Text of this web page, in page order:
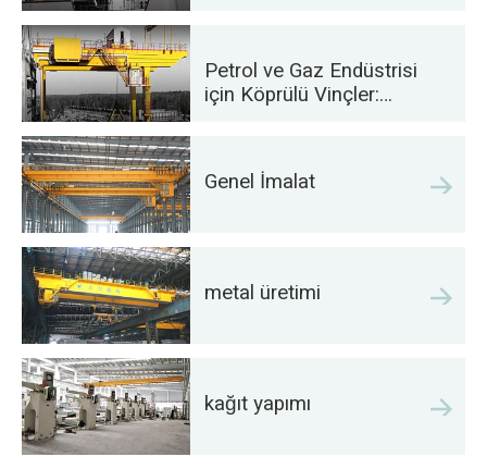
Petrol ve Gaz Endüstrisi
için Köprülü Vinçler:
Genel İmalat
metal üretimi
kağıt yapımı